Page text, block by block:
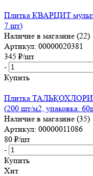
Плитка КВАРЦИТ
7 шт)
Наличие в магазине (22)
Артикул: 00000020381
345 ₽/шт
-
Купить
Плитка
(200 шт/м2, упаковка:
Наличие в магазине (35)
Артикул: 00000011086
80 ₽/шт
-
Купить
Хит